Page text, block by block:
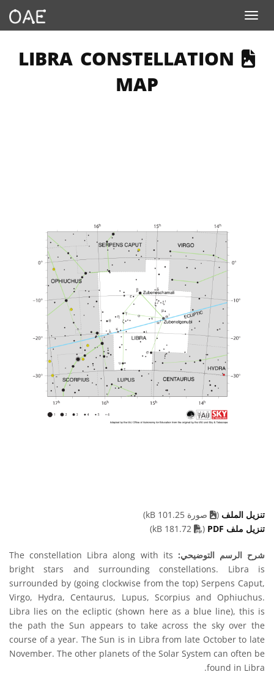
Toggle navigation
DESCRIBES AN IMAGE
LIBRA CONSTELLATION
MAP
تنزيل الملف (
صورة 101.25 kB)
تنزيل ملف PDF
(
PDF file
شرح الرسم التوضيحي: The constellation Libra along with its
bright stars and surrounding constellations. Libra is
surrounded by (going clockwise from the top) Serpens Caput,
Virgo, Hydra, Centaurus, Lupus, Scorpius and Ophiuchus.
Libra lies on the ecliptic (shown here as a blue line), this is
the path the Sun appears to take across the sky over the
course of a year. The Sun is in Libra from late October to late
November. The other planets of the Solar System can often be
found in Libra.